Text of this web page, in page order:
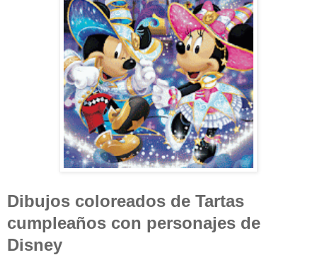
Dibujos coloreados de Tartas
cumpleaños con personajes de
Disney